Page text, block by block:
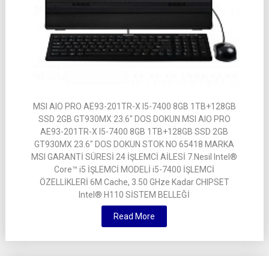
MSI AIO PRO AE93-201TR-X I5-7400 8GB 1TB+128GB
SSD 2GB GT930MX 23.6″ DOS DOKUN MSI AIO PRO
AE93-201TR-X I5-7400 8GB 1TB+128GB SSD 2GB
GT930MX 23.6″ DOS DOKUN STOK NO 65418 MARKA
MSI GARANTİ SÜRESİ 24 İŞLEMCİ AİLESİ 7.Nesil Intel®
Core™ i5 İŞLEMCİ MODELİ i5-7400 İŞLEMCİ
ÖZELLİKLERİ 6M Cache, 3.50 GHze Kadar CHIPSET
Intel® H110 SİSTEM BELLEĞİ
Read More